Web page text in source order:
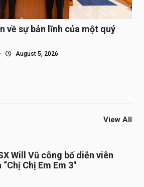
về sự bản lĩnh của một quý
August 5, 2026
View All
Will Vũ công bố diễn viên
Chị Em Em 3″